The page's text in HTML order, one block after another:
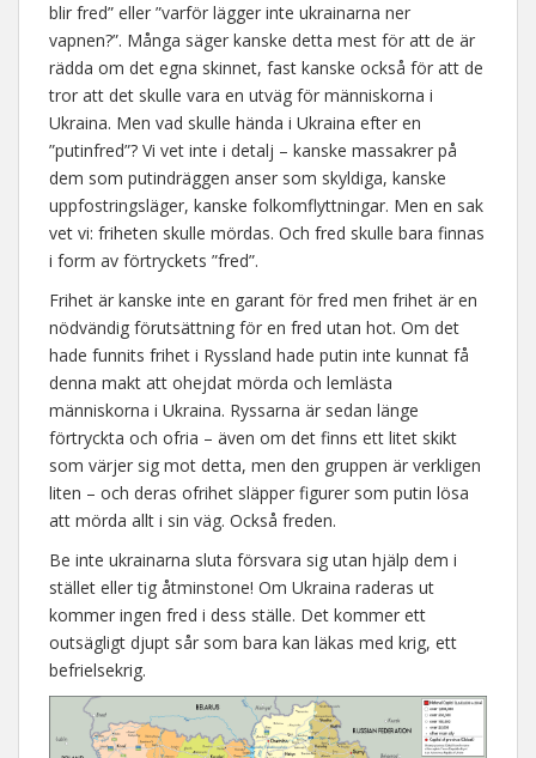
blir fred” eller ”varför lägger inte ukrainarna ner
vapnen?”. Många säger kanske detta mest för att de är
rädda om det egna skinnet, fast kanske också för att de
tror att det skulle vara en utväg för människorna i
Ukraina. Men vad skulle hända i Ukraina efter en
”putinfred”? Vi vet inte i detalj – kanske massakrer på
dem som putindräggen anser som skyldiga, kanske
uppfostringsläger, kanske folkomflyttningar. Men en sak
vet vi: friheten skulle mördas. Och fred skulle bara finnas
i form av förtryckets ”fred”.
Frihet är kanske inte en garant för fred men frihet är en
nödvändig förutsättning för en fred utan hot. Om det
hade funnits frihet i Ryssland hade putin inte kunnat få
denna makt att ohejdat mörda och lemlästa
människorna i Ukraina. Ryssarna är sedan länge
förtryckta och ofria – även om det finns ett litet skikt
som värjer sig mot detta, men den gruppen är verkligen
liten – och deras ofrihet släpper figurer som putin lösa
att mörda allt i sin väg. Också freden.
Be inte ukrainarna sluta försvara sig utan hjälp dem i
stället eller tig åtminstone! Om Ukraina raderas ut
kommer ingen fred i dess ställe. Det kommer ett
outsägligt djupt sår som bara kan läkas med krig, ett
befrielsekrig.